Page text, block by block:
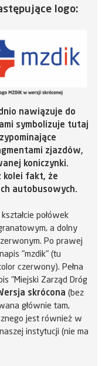
logo:
nawiązuje do
symbolizuje tutaj
zjazdów,
koniczynki.
kolei fakt, że
autobusowych.
połówek
a dolny
Po prawej
"mzdik" (tu
czerwony). Pełna
"Miejski Zarząd Dróg
skrócona (bez
głównie tam,
jest również w
instytucji (nie ma